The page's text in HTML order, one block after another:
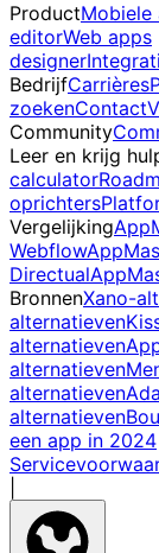
ProductMobiele
editorWeb apps
designer
BedrijfCarrières
zoekenContact
Community
Leer en krijg
calculator
oprichters
Vergelijking
Webflow
Directual
BronnenXano-
alternatieven
alternatieven
alternatieven
alternatieven
alternatieven
een app in 2024